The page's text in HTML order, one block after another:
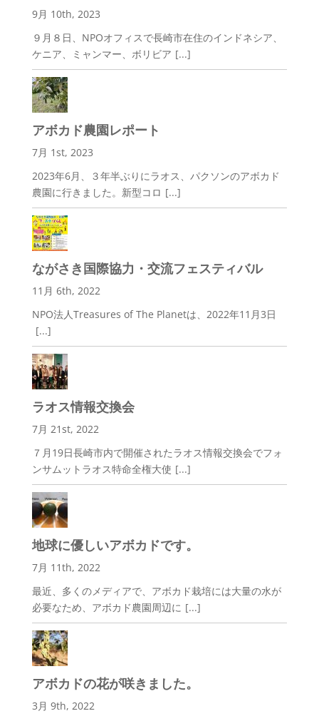
9月 10th, 2023
９月８日、NPOオフィスで長崎市在住のインドネシア、
ケニア、ミャンマー、ボリビア [...]
アボカド農園レポート
7月 1st, 2023
2023年6月、３年半ぶりにラオス、パクソンのアボカド
農園に行きました。新型コロ [...]
ながさき国際協力・交流フェスティバル
11月 6th, 2022
NPO法人Treasures of The Planetは、2022年11月3日
[...]
ラオス情報交換会
7月 21st, 2022
７月19日長崎市内で開催されたラオス情報交換会でフォ
ンサムットラオス特命全権大使 [...]
地球に優しいアボカドです。
7月 11th, 2022
最近、多くのメディアで、アボカド栽培には大量の水が
必要なため、アボカド農園周辺に [...]
アボカドの花が咲きました。
3月 9th, 2022